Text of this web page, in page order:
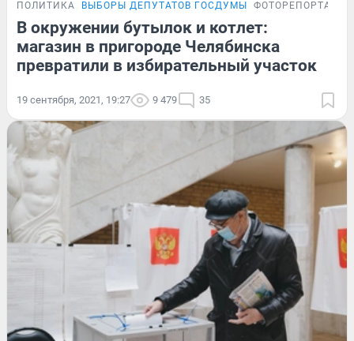
ПОЛИТИКА ВЫБОРЫ ДЕПУТАТОВ ГОСДУМЫ ФОТОРЕПОРТАЖ
В окружении бутылок и котлет:
магазин в пригороде Челябинска
превратили в избирательный участок
19 сентября, 2021, 19:27 9 479 35